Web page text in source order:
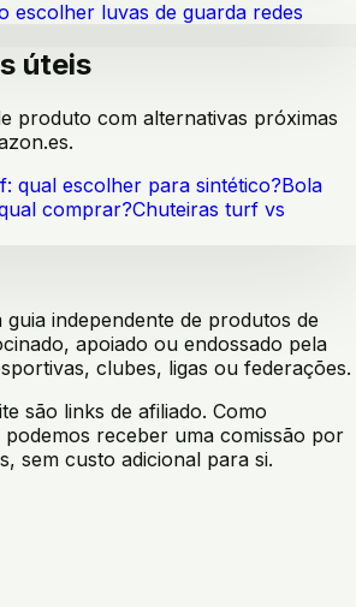
escolher luvas de guarda redes
úteis
produto com alternativas próximas
qual escolher para sintético?Bola
comprar?Chuteiras turf vs
independente de produtos de
apoiado ou endossado pela
clubes, ligas ou federações.
são links de afiliado. Como
receber uma comissão por
sem custo adicional para si.